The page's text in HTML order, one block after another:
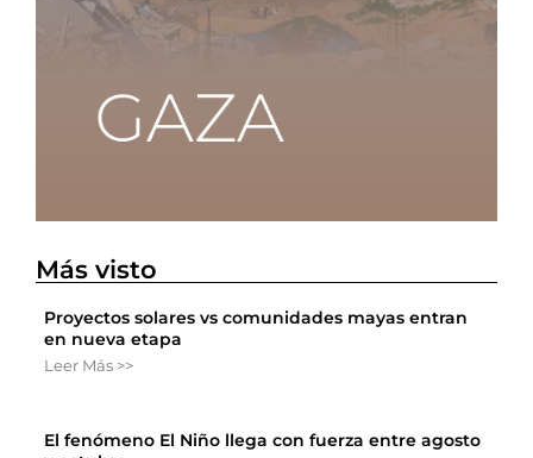
Más visto
Proyectos solares vs comunidades mayas entran
en nueva etapa
Leer Más >>
El fenómeno El Niño llega con fuerza entre agosto